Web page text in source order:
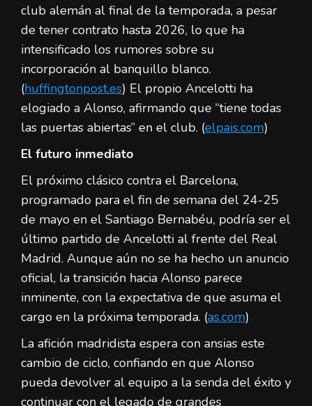
club alemán al final de la temporada, a pesar
de tener contrato hasta 2026, lo que ha
intensificado los rumores sobre su
incorporación al banquillo blanco.
(huffingtonpost.es) El propio Ancelotti ha
elogiado a Alonso, afirmando que “tiene todas
las puertas abiertas” en el club. (elpais.com)
El futuro inmediato
El próximo clásico contra el Barcelona,
programado para el fin de semana del 24-25
de mayo en el Santiago Bernabéu, podría ser el
último partido de Ancelotti al frente del Real
Madrid. Aunque aún no se ha hecho un anuncio
oficial, la transición hacia Alonso parece
inminente, con la expectativa de que asuma el
cargo en la próxima temporada. (as.com)
La afición madridista espera con ansias este
cambio de ciclo, confiando en que Alonso
pueda devolver al equipo a la senda del éxito y
continuar con el legado de grandes